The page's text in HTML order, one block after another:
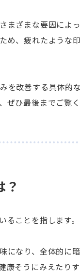
まざまな要因によ
め、疲れたような
を改善する具体的
ぜひ最後までご覧く
？
ことを指します。
になり、全体的に
康そうにみえたり